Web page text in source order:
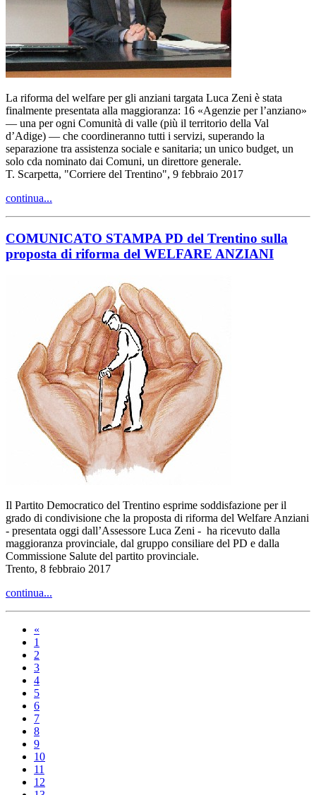
La riforma del welfare per gli anziani targata Luca Zeni è stata
finalmente presentata alla maggioranza: 16 «Agenzie per l’anziano»
— una per ogni Comunità di valle (più il territorio della Val
d’Adige) — che coordineranno tutti i servizi, superando la
separazione tra assistenza sociale e sanitaria; un unico budget, un
solo cda nominato dai Comuni, un direttore generale.
T. Scarpetta, "Corriere del Trentino", 9 febbraio 2017
continua...
COMUNICATO STAMPA PD del Trentino sulla
proposta di riforma del WELFARE ANZIANI
Il Partito Democratico del Trentino esprime soddisfazione per il
grado di condivisione che la proposta di riforma del Welfare Anziani
- presentata oggi dall’Assessore Luca Zeni - ha ricevuto dalla
maggioranza provinciale, dal gruppo consiliare del PD e dalla
Commissione Salute del partito provinciale.
Trento, 8 febbraio 2017
continua...
«
1
2
3
4
5
6
7
8
9
10
11
12